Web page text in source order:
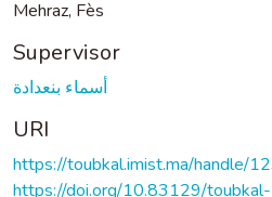
Mehraz, Fès
Supervisor
أسماء بنعدادة
URI
https://toubkal.imist.ma/handle/
https://doi.org/10.83129/